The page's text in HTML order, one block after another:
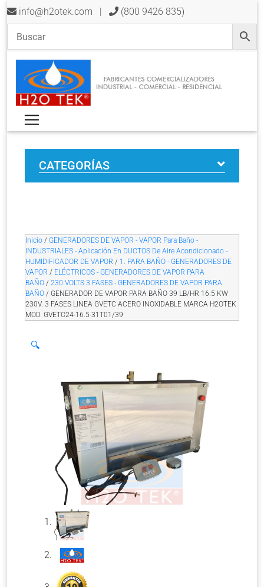
info@h2otek.com | (800 9426 835)
CATEGORÍAS
Inicio / GENERADORES DE VAPOR - VAPOR Para Baño -
INDUSTRIALES - Aplicación En DUCTOS De Aire Acondicionado -
HUMIDIFICADOR DE VAPOR / 1. PARA BAÑO - GENERADORES DE
VAPOR / ELÉCTRICOS - GENERADORES DE VAPOR PARA
BAÑO / 230 VOLTS 3 FASES - GENERADORES DE VAPOR PARA
BAÑO / GENERADOR DE VAPOR PARA BAÑO 39 LB/HR 16.5 KW
230V. 3 FASES LINEA GVETC ACERO INOXIDABLE MARCA H2OTEK
MOD. GVETC24-16.5-31T01/39
🔍